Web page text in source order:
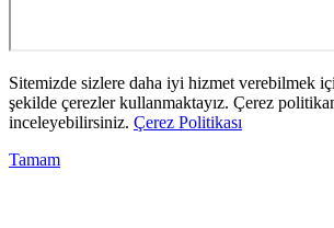
Sitemizde sizlere daha iyi hizmet verebilmek
şekilde çerezler kullanmaktayız. Çerez
inceleyebilirsiniz. Çerez Politikası
Tamam